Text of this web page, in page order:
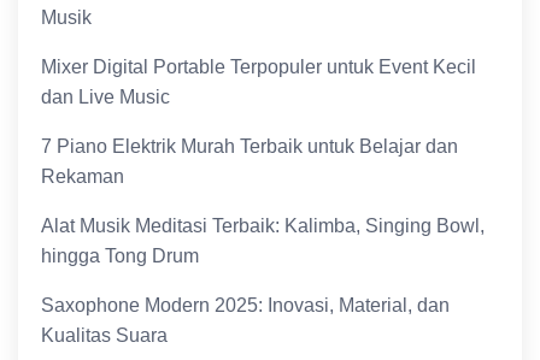
Musik
Mixer Digital Portable Terpopuler untuk Event Kecil
dan Live Music
7 Piano Elektrik Murah Terbaik untuk Belajar dan
Rekaman
Alat Musik Meditasi Terbaik: Kalimba, Singing Bowl,
hingga Tong Drum
Saxophone Modern 2025: Inovasi, Material, dan
Kualitas Suara